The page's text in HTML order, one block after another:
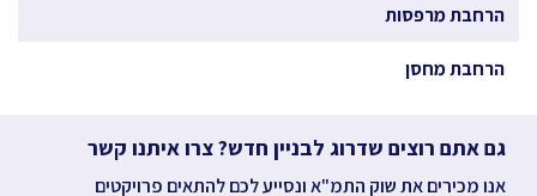
הרחבת מרפסות
הרחבת מחסן
גם אתם רוצים שדרוג לבניין חדש? צרו איתנו קשר
אנו מכירים את שוק התמ"א ונסייע לכם להתאים פרויקטים